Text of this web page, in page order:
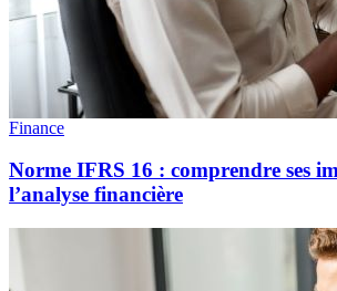
Finance
Norme IFRS 16 : comprendre ses
l’analyse financière